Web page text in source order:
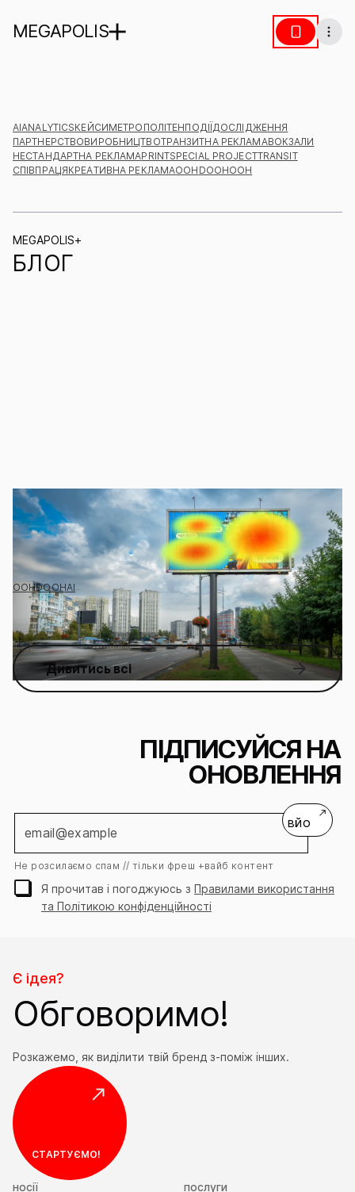
MEGAPOLIS
AIANALYTICSКЕЙСИМЕТРОПОЛІТЕНПОДІЇДОСЛІДЖЕННЯ
ПАРТНЕРСТВОВИРОБНИЦТВОТРАНЗИТНА РЕКЛАМАВОКЗАЛИ
НЕСТАНДАРТНА РЕКЛАМАPRINTSPECIAL PROJECTTRANSIT
СПІВПРАЦЯКРЕАТИВНА РЕКЛАМАООН DOOHOOH
БЛОГ
MEGAPOLIS+
ЧИ ПРИВЕРНЕ ТВІЙ БІЛБОРД УВАГУ? ЧИ ВЗАГАЛІ ХТОСЬ ЙОГО
ПОМІТИТЬ СЕРЕД СОТЕНЬ ІНШИХ?
ШІ-інструмент Megapolis+ покаже, що не так з
креативом ще до розміщення
OOHDOOHAI
Дивитись всі
ПІДПИСУЙСЯ НА
ОНОВЛЕННЯ
вйо
Не розсилаємо спам // тільки фреш +вайб контент
Я прочитав і погоджуюсь з Правилами використання
та Політикою конфіденційності
Є ідея?
Обговоримо!
Розкажемо, як виділити твій бренд з-поміж інших.
СТАРТУЄМО!
носії послуги
Залишай контакт
зрозуміти, що підійде саме тобі!
Ім’я
Контактний
номер
+38
Я прочитав та погоджуюсь з
використання та Політикою конфіденційності
Надіслати